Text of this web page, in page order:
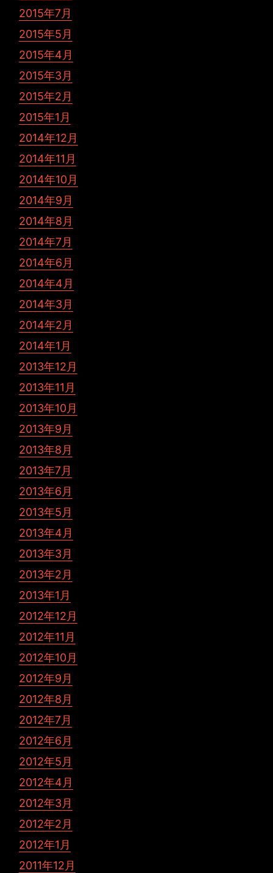
2015年7月
2015年5月
2015年4月
2015年3月
2015年2月
2015年1月
2014年12月
2014年11月
2014年10月
2014年9月
2014年8月
2014年7月
2014年6月
2014年4月
2014年3月
2014年2月
2014年1月
2013年12月
2013年11月
2013年10月
2013年9月
2013年8月
2013年7月
2013年6月
2013年5月
2013年4月
2013年3月
2013年2月
2013年1月
2012年12月
2012年11月
2012年10月
2012年9月
2012年8月
2012年7月
2012年6月
2012年5月
2012年4月
2012年3月
2012年2月
2012年1月
2011年12月